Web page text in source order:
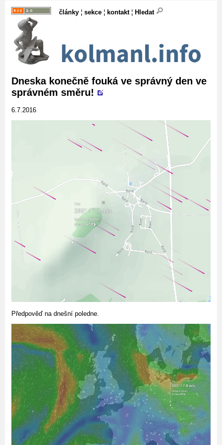
články ¦ sekce ¦ kontakt¦ Hledat
Dneska konečně fouká ve správný den ve
správném směru!
6.7.2016
Předpověď na dnešní poledne.